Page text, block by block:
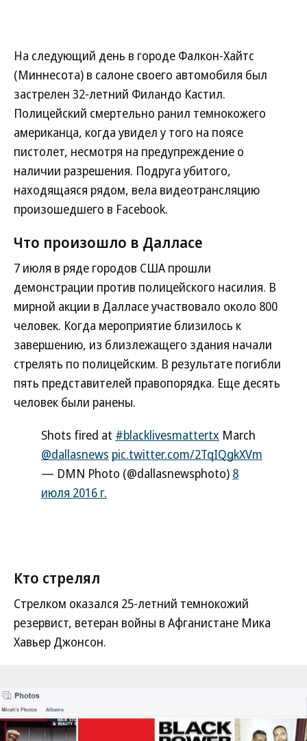
На следующий день в городе Фалкон-Хайтс
(Миннесота) в салоне своего автомобиля был
застрелен 32-летний Филандо Кастил.
Полицейский смертельно ранил темнокожего
американца, когда увидел у того на поясе
пистолет, несмотря на предупреждение о
наличии разрешения. Подруга убитого,
находящаяся рядом, вела видеотрансляцию
произошедшего в Facebook.
Что произошло в Далласе
7 июля в ряде городов США прошли
демонстрации против полицейского насилия. В
мирной акции в Далласе участвовало около 800
человек. Когда мероприятие близилось к
завершению, из близлежащего здания начали
стрелять по полицейским. В результате погибли
пять представителей правопорядка. Еще десять
человек были ранены.
Shots fired at #blacklivesmattertx March
@dallasnews pic.twitter.com/2TqIQgkXVm
— DMN Photo (@dallasnewsphoto) 8
июля 2016 г.
Кто стрелял
Стрелком оказался 25-летний темнокожий
резервист, ветеран войны в Афганистане Мика
Хавьер Джонсон.